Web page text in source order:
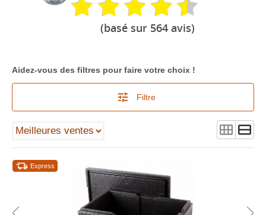
(basé sur 564 avis)
Aidez-vous des filtres pour faire votre choix !
Filtre
Express